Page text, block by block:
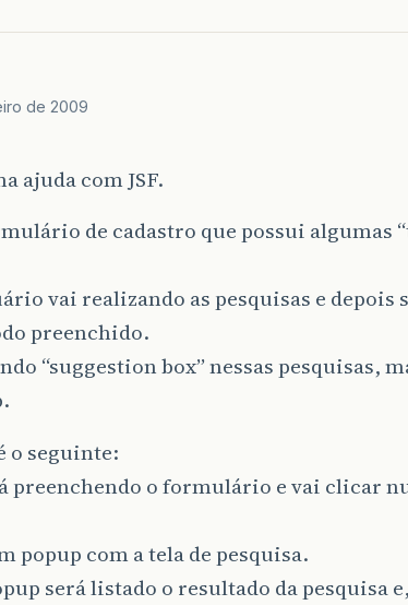
de 2009
ajuda com JSF.
de cadastro que possui algumas
vai realizando as pesquisas e depois
preenchido.
“suggestion box” nessas pesquisas,
o seguinte:
preenchendo o formulário e vai clicar
popup com a tela de pesquisa.
será listado o resultado da pesquisa